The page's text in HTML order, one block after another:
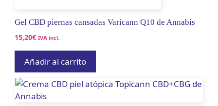
Gel CBD piernas cansadas Varicann Q10 de Annabis
15,20€ IVA incl.
Añadir al carrito